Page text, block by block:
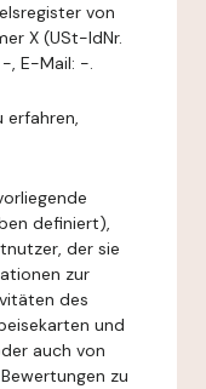
von
X (USt-IdNr.
-, E-Mail: -.
erfahren,
definiert),
der sie
zur
des
und
auch von
zu